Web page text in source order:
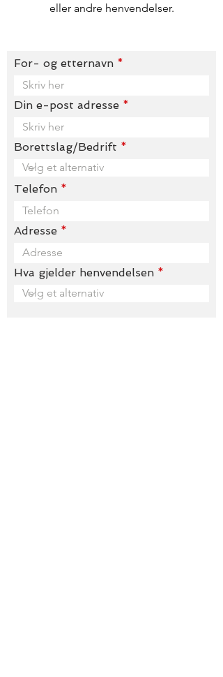
eller andre henvendelser.
For- og etternavn
Din e-post adresse
Borettslag/Bedrift
Telefon
Adresse
Hva gjelder henvendelsen